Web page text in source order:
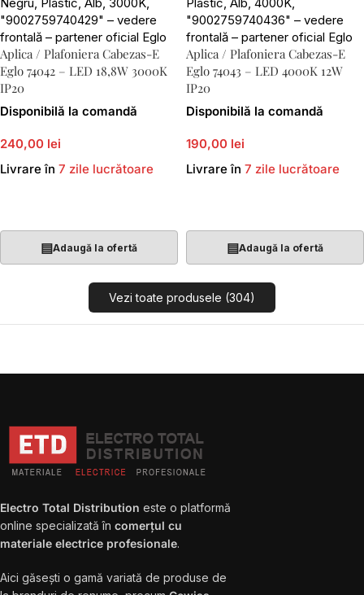
Aplica / Plafoniera Cabezas-E
Eglo 74042 – LED 18,8W 3000K
IP20
Disponibilă la comandă
240,00 lei
Livrare în 7 zile lucrătoare
▤Adaugă la ofertă
Aplica / Plafoniera Cabezas-E
Eglo 74043 – LED 4000K 12W
IP20
Disponibilă la comandă
190,00 lei
Livrare în 7 zile lucrătoare
▤Adaugă la ofertă
Vezi toate produsele (304)
Electro Total Distribution este o platformă
online specializată în comerțul cu
materiale electrice profesionale.
Aici găsești o gamă variată de produse de